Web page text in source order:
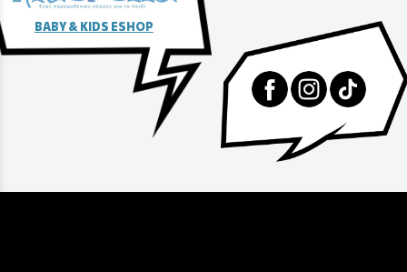
BABY & KIDS ESHOP